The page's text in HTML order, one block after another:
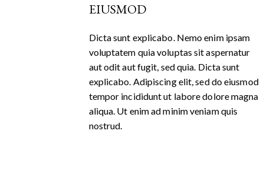
EIUSMOD
Dicta sunt explicabo. Nemo enim ipsam
voluptatem quia voluptas sit aspernatur
aut odit aut fugit, sed quia. Dicta sunt
explicabo. Adipiscing elit, sed do eiusmod
tempor incididunt ut labore dolore magna
aliqua. Ut enim ad minim veniam quis
nostrud.